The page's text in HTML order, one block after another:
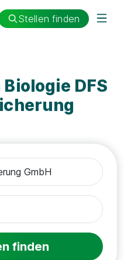
Stellen finden
DFS
finden